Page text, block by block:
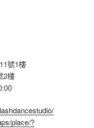
號1樓
2樓
place/?